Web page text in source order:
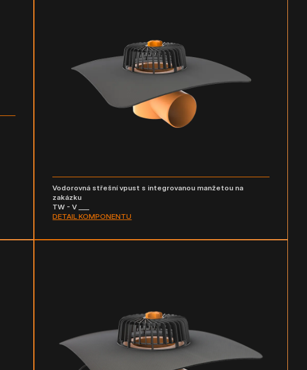
Vodorovná střešní vpust s integrovanou manžetou na
zakázku
TW - V ___
DETAIL KOMPONENTU